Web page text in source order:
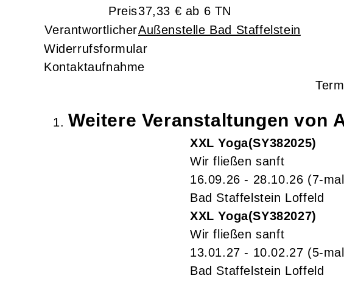
Preis37,33 € ab 6 TN
VerantwortlicherAußenstelle Bad Staffelstein
Widerrufsformular
Kontaktaufnahme
Weitere Veranstaltungen von
XXL Yoga SY382025
Wir fließen sanft
16.09.26 - 28.10.26 (7-
Bad Staffelstein Loffeld
XXL Yoga SY382027
Wir fließen sanft
13.01.27 - 10.02.27 (5-
Bad Staffelstein Loffeld